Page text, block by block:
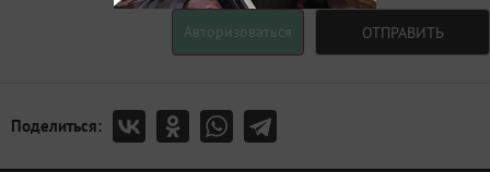
Авторизоваться ОТПРАВИТЬ
Поделиться: